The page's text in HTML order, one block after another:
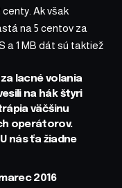
Ak však
na 5 centov za
a 1 MB dát sú taktiež
lacné volania
na hák štyri
väčšinu
operátorov.
nás ťa žiadne
2016